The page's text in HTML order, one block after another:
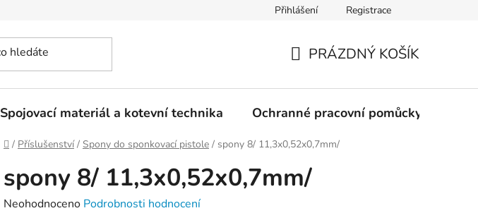
Přihlášení Registrace
KOŠÍK
PRÁZDNÝ KOŠÍK
Spojovací materiál a kotevní technika Ochranné pracovní pomůcky
Domů
/ Příslušenství / Spony do sponkovací pistole / spony 8/ 11,3x0,52x0,7mm/
spony 8/ 11,3x0,52x0,7mm/
Průměrné
Neohodnoceno Podrobnosti hodnocení